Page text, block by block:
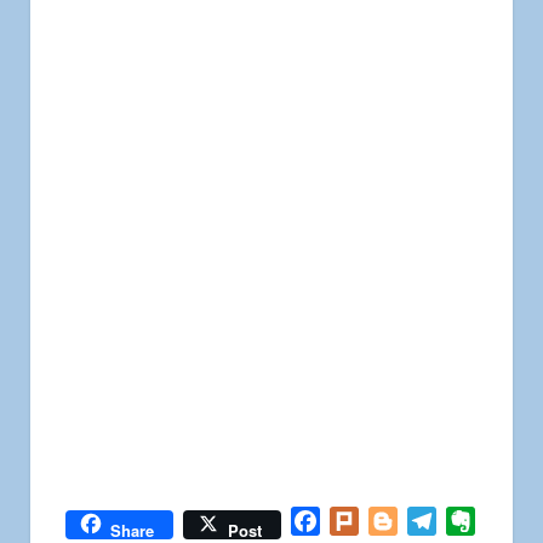
Share Post Facebook
Plurk BloggerTelegram